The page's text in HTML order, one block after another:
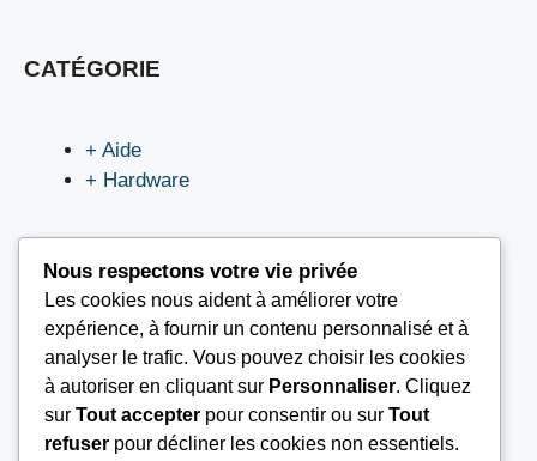
CATÉGORIE
+ Aide
+ Hardware
LIEN UTILES
Nous contacter
Mentions légales
À propos
Nous respectons votre vie privée
Les cookies nous aident à améliorer votre
expérience, à fournir un contenu personnalisé et à
analyser le trafic. Vous pouvez choisir les cookies
à autoriser en cliquant sur Personnaliser. Cliquez
sur Tout accepter pour consentir ou sur Tout
refuser pour décliner les cookies non essentiels.